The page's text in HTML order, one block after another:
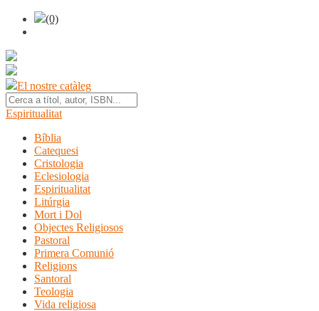
(0)
El nostre catàleg
Espiritualitat
Bíblia
Catequesi
Cristologia
Eclesiologia
Espiritualitat
Litúrgia
Mort i Dol
Objectes Religiosos
Pastoral
Primera Comunió
Religions
Santoral
Teologia
Vida religiosa